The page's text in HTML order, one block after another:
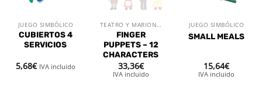
JUEGO SIMBÓLICO
CUBIERTOS 4
SERVICIOS
5,68€ IVA incluido
TEATRO Y MARIONETAS
FINGER
PUPPETS – 12
CHARACTERS
33,36€
IVA incluido
JUEGO SIMBÓLICO
SMALL MEALS
15,64€
IVA incluido